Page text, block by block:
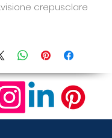
visione crepusclare.